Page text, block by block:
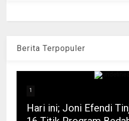
Berita Terpopuler
1
Hari ini; Joni Efendi